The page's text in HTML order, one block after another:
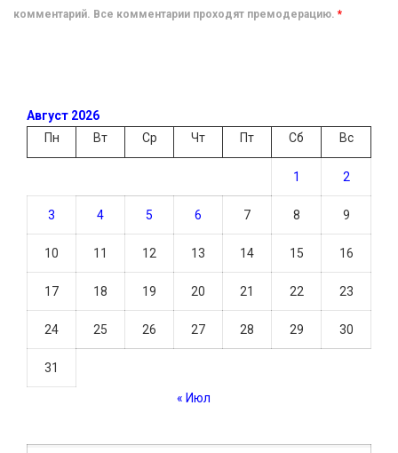
комментарий. Все комментарии проходят премодерацию. *
Август 2026
Пн
Вт Ср Чт Пт Сб Вс
1 2
3 4 5 6 7 8 9
10 11 12 13 14 15 16
17 18 19 20 21 22 23
24 25 26 27 28 29 30
31
« Июл